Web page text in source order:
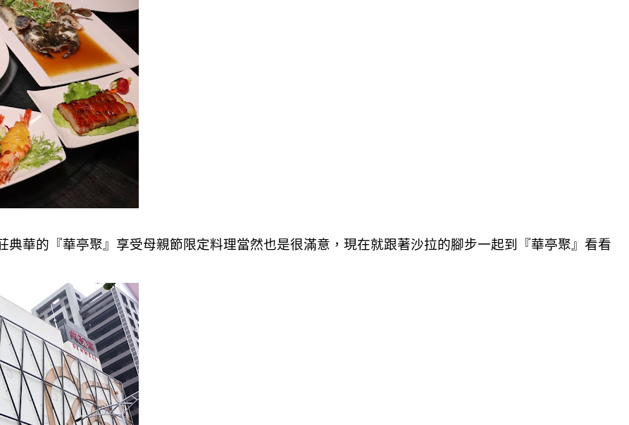
華的『華亭聚』享受母親節限定料理當然也是很滿意，現在就跟著沙拉的腳步一起到『華亭聚』看看